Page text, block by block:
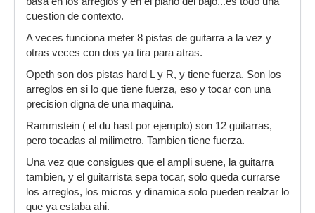
cuestion de contexto.
A veces funciona meter 8 pistas de guitarra a la vez y
otras veces con dos ya tira para atras.
Opeth son dos pistas hard L y R, y tiene fuerza. Son los
arreglos en si lo que tiene fuerza, eso y tocar con una
precision digna de una maquina.
Rammstein ( el du hast por ejemplo) son 12 guitarras,
pero tocadas al milimetro. Tambien tiene fuerza.
Una vez que consigues que el ampli suene, la guitarra
tambien, y el guitarrista sepa tocar, solo queda currarse
los arreglos, los micros y dinamica solo pueden realzar lo
que ya estaba ahi.